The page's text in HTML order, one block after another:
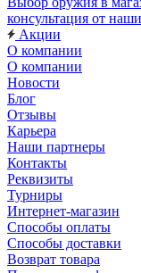
консультация от
Акции
О компании
О компании
Новости
Блог
Отзывы
Карьера
Наши партнеры
Контакты
Реквизиты
Турниры
Интернет-магазин
Способы оплаты
Способы доставки
Возврат товара